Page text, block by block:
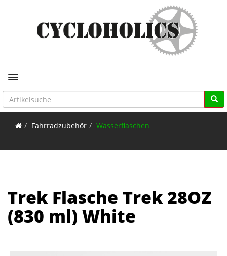
Toggle navigation
Fahrradzubehör Wasserflaschen
Trek Flasche Trek 28OZ
(830 ml) White